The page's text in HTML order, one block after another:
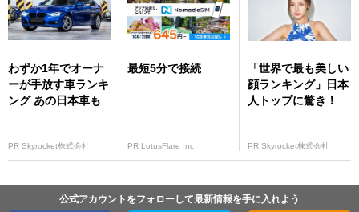
わずか1年でオーナ
ーが手放す車ランキ
ング あの日本車も
PR Skyrocket株式会社
最短5分で接続
PR LotusFlare Inc
「世界で最も美しい
顔ランキング」日本
人トップに驚き！
PR Skyrocket株式会社
公式アカウントをフォローして最新情報を手に入れよう